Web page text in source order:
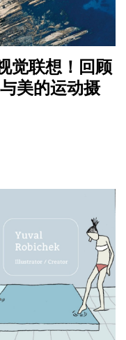
觉联想！回顾
美的运动摄